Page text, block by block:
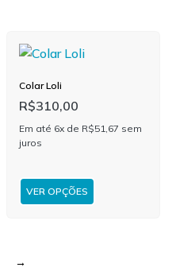
Colar Loli
R$310,00
Em até 6x de R$51,67 sem
juros
VER OPÇÕES
→